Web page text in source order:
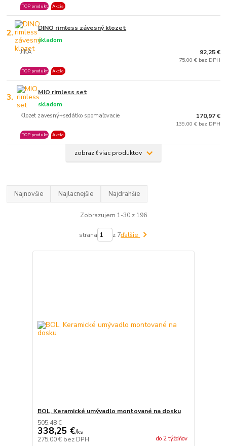
TOP produkt Akcia
2. DINO rimless závesný klozet
JIKA
skladom
TOP produkt Akcia
92,25 €
75,00 € bez DPH
3. MIO rimless set
Klozet zavesný+sedátko spomaľovacie
skladom
TOP produkt Akcia
170,97 €
139,00 € bez DPH
zobraziť viac produktov
Najnovšie Najlacnejšie Najdrahšie
Zobrazujem 1-30 z 196
strana z 7ďalšie
BOL, Keramické umývadlo montované na dosku
505,48 €
338,25 €/ks
275,00 € bez DPH do 2 týždňov